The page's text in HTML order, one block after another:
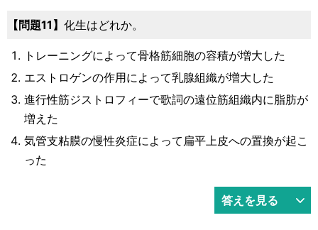
問題11 化生はどれか。
トレーニングによって骨格筋細胞の容積が増大した
エストロゲンの作用によって乳腺組織が増大した
進行性筋ジストロフィーで歌詞の遠位筋組織内に脂肪が
増えた
気管支粘膜の慢性炎症によって扁平上皮への置換が起こ
った
答えを見る